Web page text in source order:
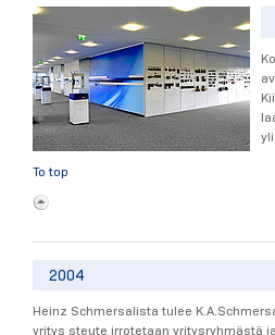
To top
2004
Heinz Schmersalista tulee
yritys steute irrotetaan yritysryhmästä